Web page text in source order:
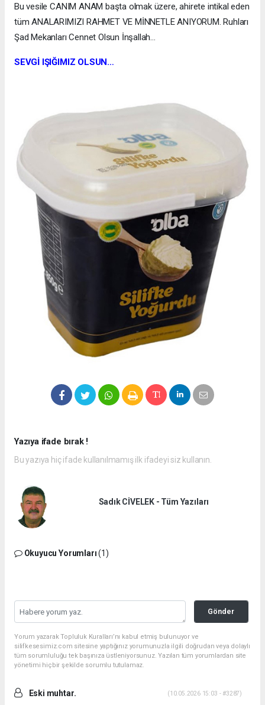
Bu vesile CANIM ANAM başta olmak üzere, ahirete intikal eden
tüm ANALARIMIZI RAHMET VE MİNNETLE ANIYORUM. Ruhları
Şad Mekanları Cennet Olsun İnşallah…
SEVGİ IŞIĞIMIZ OLSUN…
Yazıya ifade bırak !
Bu yazıya hiç ifade kullanılmamış ilk ifadeyi siz kullanın.
Sadık CİVELEK - Tüm Yazıları
Okuyucu Yorumları(1)
Gönder
Yorum yazarak Topluluk Kuralları’nı kabul etmiş bulunuyor ve
silifkesesimiz.com sitesine yaptığınız yorumunuzla ilgili doğrudan veya dolaylı
tüm sorumluluğu tek başınıza üstleniyorsunuz. Yazılan tüm yorumlardan site
yönetimi hiçbir şekilde sorumlu tutulamaz.
Eski muhtar. (10.05.2026 15:03 - #3287)